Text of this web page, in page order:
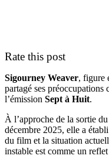
Rate this post
Sigourney Weaver, figure
partagé ses préoccupations
l’émission Sept à Huit.
À l’approche de la sortie
décembre 2025, elle a
du film et la situation
instable est comme un